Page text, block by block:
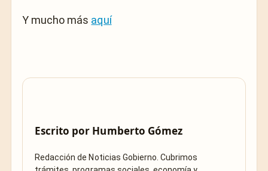
Y mucho más aquí
Escrito por Humberto Gómez
Redacción de Noticias Gobierno. Cubrimos